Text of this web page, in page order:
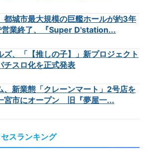
都城市最大規模の巨艦ホールが約3年
業終了、『Super D'station...
ズ、「【推しの子】」新プロジェクト
スロ化を正式発表
、新業態「クレーンマート」2号店を
宮市にオープン 旧『夢屋一...
スランキング